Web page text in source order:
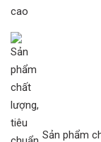
Sản phẩm